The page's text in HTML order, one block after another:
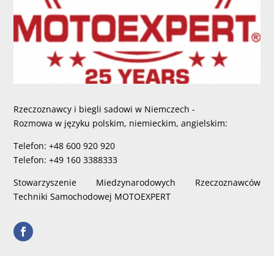
Rzeczoznawcy i biegli sadowi w Niemczech -
Rozmowa w języku polskim, niemieckim, angielskim:
Telefon: +48 600 920 920
Telefon: +49 160 3388333
Stowarzyszenie Miedzynarodowych Rzeczoznawców
Techniki Samochodowej MOTOEXPERT